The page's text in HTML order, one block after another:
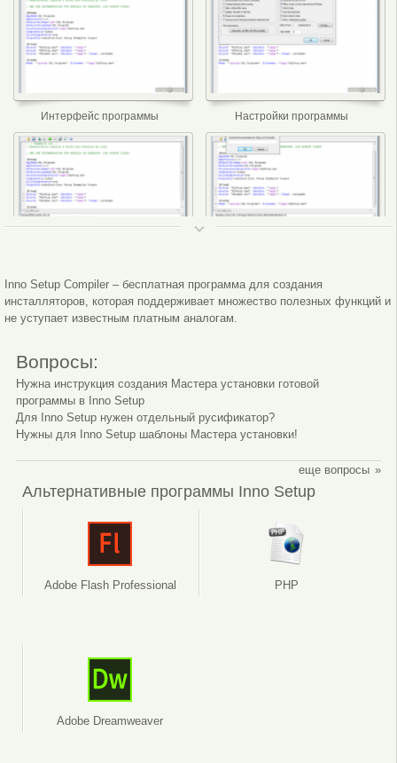
Интерфейс программы Настройки программы
Удаление программ
Inno Setup Compiler – бесплатная программа для создания
инсталляторов, которая поддерживает множество полезных функций и
не уступает известным платным аналогам.
Вопросы:
Нужна инструкция создания Мастера установки готовой
программы в Inno Setup
Для Inno Setup нужен отдельный русификатор?
Нужны для Inno Setup шаблоны Мастера установки!
еще вопросы
Альтернативные программы Inno Setup
Adobe Flash Professional PHP
Adobe Dreamweaver